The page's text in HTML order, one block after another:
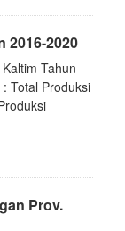
2016-2020
Tahun
Total Produksi
Prov.